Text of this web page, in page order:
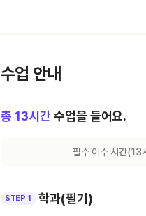
수업 안내
총 13시간 수업을 들어요.
필수 이수 시간(13
STEP 1 학과(필기)